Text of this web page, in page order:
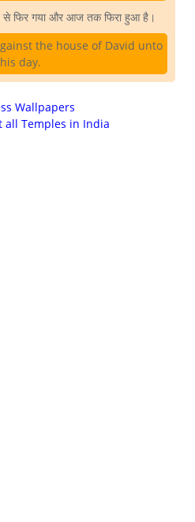
से फिर गया और आज तक फिरा हुआ है।
the house of David unto
day.
Wallpapers
all Temples in India